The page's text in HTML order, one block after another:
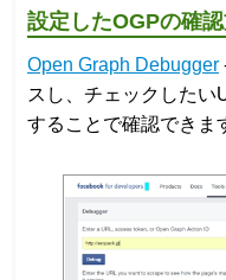
設定したOGPの確
Open Graph Debugger
スし、チェックしたい
することで確認できま